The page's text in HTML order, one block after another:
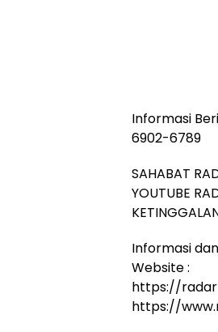
Informasi
6902-6789
SAHABAT
YOUTUBE
Informasi
Website :
https://
https://